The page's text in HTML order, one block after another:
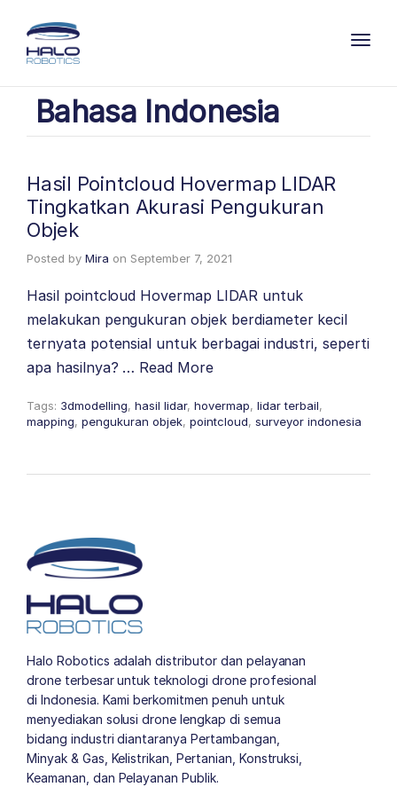
Bahasa Indonesia
Hasil Pointcloud Hovermap LIDAR
Tingkatkan Akurasi Pengukuran
Objek
Posted by Mira on September 7, 2021
Hasil pointcloud Hovermap LIDAR untuk
melakukan pengukuran objek berdiameter kecil
ternyata potensial untuk berbagai industri, seperti
apa hasilnya? … Read More
Tags: 3dmodelling, hasil lidar, hovermap, lidar terbail,
mapping, pengukuran objek, pointcloud, surveyor indonesia
Halo Robotics adalah distributor dan pelayanan
drone terbesar untuk teknologi drone profesional
di Indonesia. Kami berkomitmen penuh untuk
menyediakan solusi drone lengkap di semua
bidang industri diantaranya Pertambangan,
Minyak & Gas, Kelistrikan, Pertanian, Konstruksi,
Keamanan, dan Pelayanan Publik.